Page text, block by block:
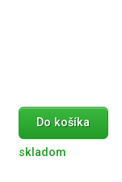
Do košíka
skladom